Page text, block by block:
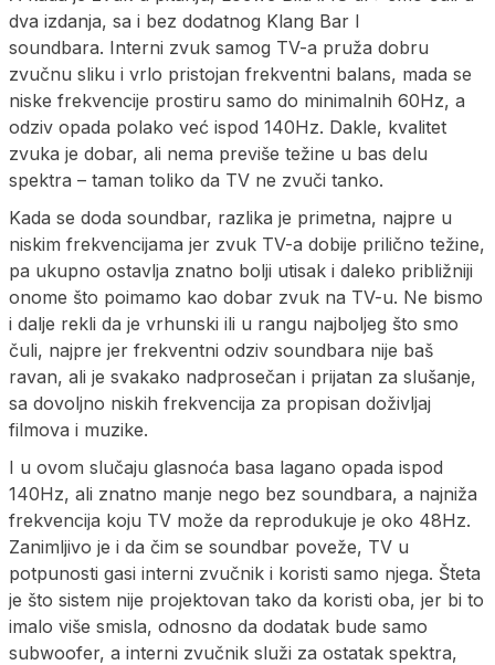
dva izdanja, sa i bez dodatnog Klang Bar I
soundbara. Interni zvuk samog TV-a pruža dobru
zvučnu sliku i vrlo pristojan frekventni balans, mada se
niske frekvencije prostiru samo do minimalnih 60Hz, a
odziv opada polako već ispod 140Hz. Dakle, kvalitet
zvuka je dobar, ali nema previše težine u bas delu
spektra – taman toliko da TV ne zvuči tanko.
Kada se doda soundbar, razlika je primetna, najpre u
niskim frekvencijama jer zvuk TV-a dobije prilično težine,
pa ukupno ostavlja znatno bolji utisak i daleko približniji
onome što poimamo kao dobar zvuk na TV-u. Ne bismo
i dalje rekli da je vrhunski ili u rangu najboljeg što smo
čuli, najpre jer frekventni odziv soundbara nije baš
ravan, ali je svakako nadprosečan i prijatan za slušanje,
sa dovoljno niskih frekvencija za propisan doživljaj
filmova i muzike.
I u ovom slučaju glasnoća basa lagano opada ispod
140Hz, ali znatno manje nego bez soundbara, a najniža
frekvencija koju TV može da reprodukuje je oko 48Hz.
Zanimljivo je i da čim se soundbar poveže, TV u
potpunosti gasi interni zvučnik i koristi samo njega. Šteta
je što sistem nije projektovan tako da koristi oba, jer bi to
imalo više smisla, odnosno da dodatak bude samo
subwoofer, a interni zvučnik služi za ostatak spektra,